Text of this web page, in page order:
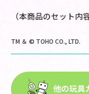
（本商品のセット内
TM ＆ © TOHO CO., LTD.